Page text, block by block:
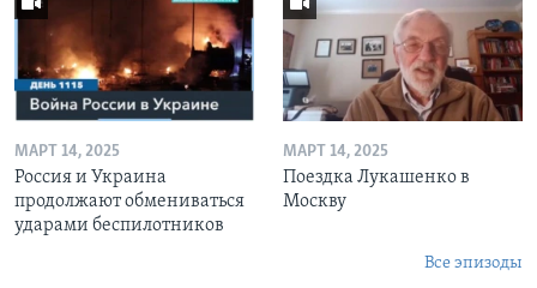
МАРТ 14, 2025
Россия и Украина
продолжают обмениваться
ударами беспилотников
МАРТ 14, 2025
Поездка Лукашенко в
Москву
Все эпизоды